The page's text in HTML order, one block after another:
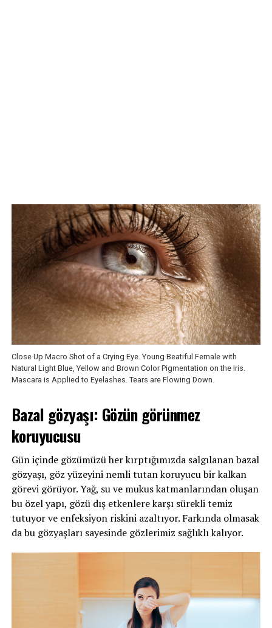
Close Up Macro Shot of a Crying Eye. Young Beatiful Female with
Natural Light Blue, Yellow and Brown Color Pigmentation on the Iris.
Mascara is Applied to Eyelashes. Tears are Flowing Down.
Bazal gözyaşı: Gözün görünmez
koruyucusu
Gün içinde gözümüzü her kırptığımızda salgılanan bazal
gözyaşı, göz yüzeyini nemli tutan koruyucu bir kalkan
görevi görüyor. Yağ, su ve mukus katmanlarından oluşan
bu özel yapı, gözü dış etkenlere karşı sürekli temiz
tutuyor ve enfeksiyon riskini azaltıyor. Farkında olmasak
da bu gözyaşları sayesinde gözlerimiz sağlıklı kalıyor.